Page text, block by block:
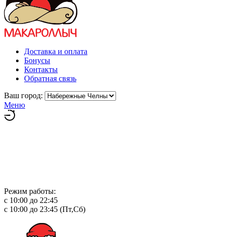
Доставка и оплата
Бонусы
Контакты
Обратная связь
Ваш город:
Меню
Режим работы:
с 10:00 до 22:45
с 10:00 до 23:45 (Пт,Сб)